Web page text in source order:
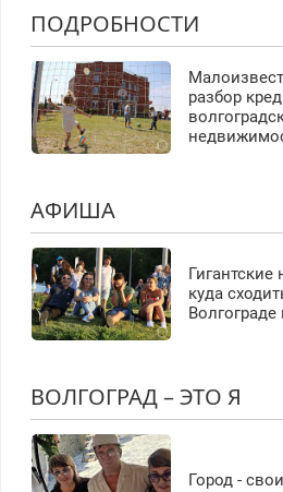
ПОДРОБНОСТИ
разбор
АФИША
куда
ВОЛГОГРАД – ЭТО Я
Город -